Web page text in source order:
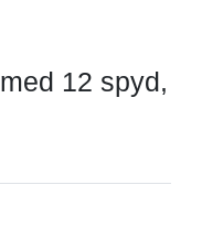
12 spyd,